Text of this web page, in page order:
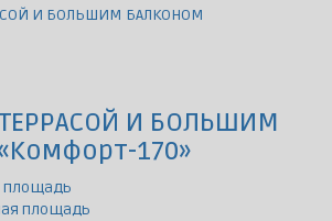
И БОЛЬШИМ
170»
площадь
площадь